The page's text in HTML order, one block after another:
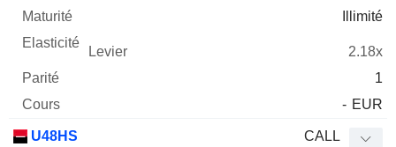
Illimité
2.18x
1
- EUR
U48HS CALL